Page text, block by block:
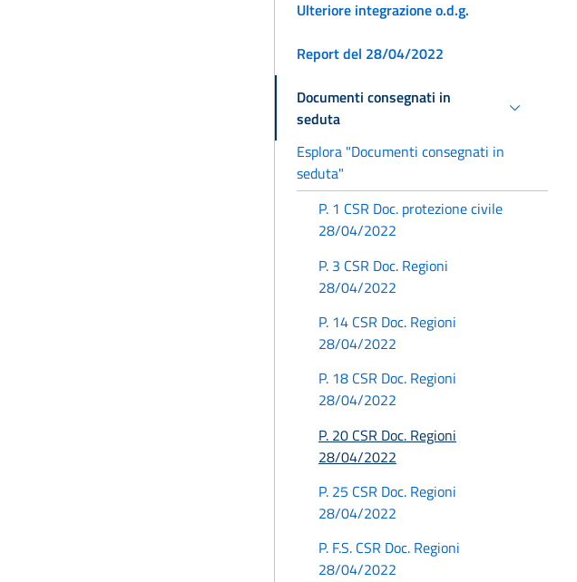
Ulteriore integrazione o.d.g.
Report del 28/04/2022
Documenti consegnati in
seduta
Esplora "Documenti consegnati in
seduta"
P. 1 CSR Doc. protezione civile
28/04/2022
P. 3 CSR Doc. Regioni
28/04/2022
P. 14 CSR Doc. Regioni
28/04/2022
P. 18 CSR Doc. Regioni
28/04/2022
P. 20 CSR Doc. Regioni
28/04/2022
P. 25 CSR Doc. Regioni
28/04/2022
P. F.S. CSR Doc. Regioni
28/04/2022